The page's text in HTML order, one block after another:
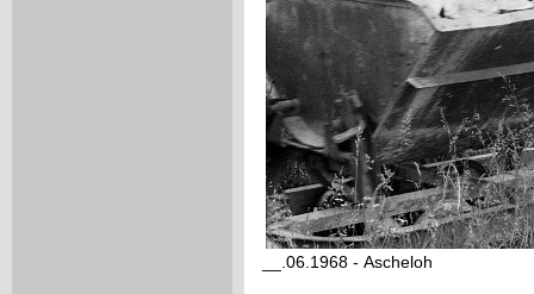
__.06.1968 - Ascheloh